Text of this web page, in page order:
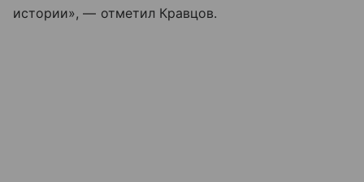
истории», — отметил Кравцов.